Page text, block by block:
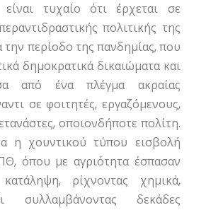
τυχαίο ότι έρχεται σε
πολιτικής της
περίοδο της πανδημίας, που
δημοκρατικά δικαιώματα και
από ένα πλέγμα ακραίας
σε φοιτητές, εργαζόμενους,
οποιονδήποτε πολίτη.
η χουντικού τύπου εισβολή
όπου με αγριότητα έσπασαν
ρίχνοντας χημικά,
συλλαμβάνοντας δεκάδες